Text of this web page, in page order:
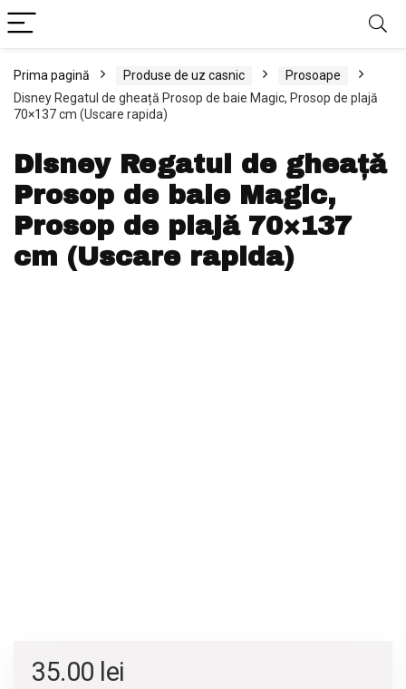
Prima pagină Produse de uz casnic
Prosoape
Disney Regatul de gheață Prosop de baie Magic, Prosop de plajă
70×137 cm (Uscare rapida)
Disney Regatul de gheață
Prosop de baie Magic,
Prosop de plajă 70×137
cm (Uscare rapida)
35.00 lei